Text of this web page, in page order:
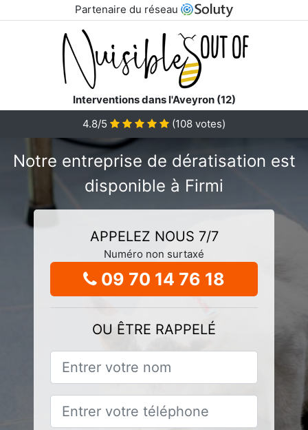
Partenaire du réseau
Interventions dans l'Aveyron (12)
4.8/5
(108 votes)
Notre entreprise de dératisation est
disponible à Firmi
APPELEZ NOUS 7/7
Numéro non surtaxé
09 70 14 76 18
OU ÊTRE RAPPELÉ